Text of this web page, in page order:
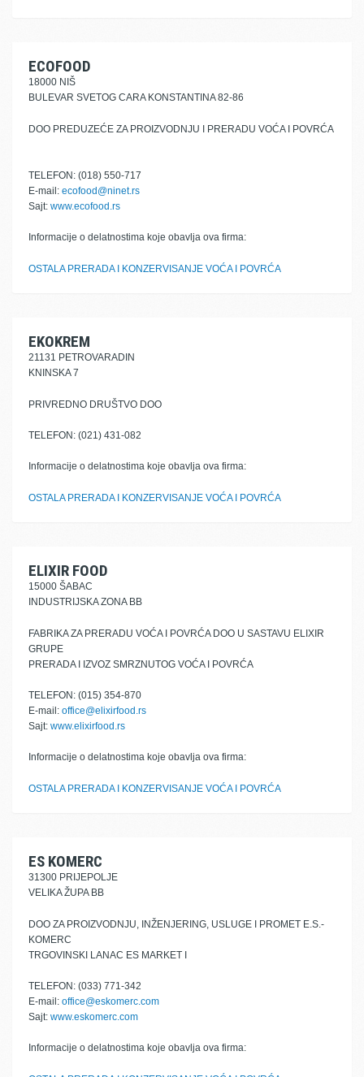
ECOFOOD
18000 NIŠ
BULEVAR SVETOG CARA KONSTANTINA 82-86
DOO PREDUZEĆE ZA PROIZVODNJU I PRERADU VOĆA I POVRĆA
TELEFON: (018) 550-717
E-mail: ecofood@ninet.rs
Sajt: www.ecofood.rs
Informacije o delatnostima koje obavlja ova firma:
OSTALA PRERADA I KONZERVISANJE VOĆA I POVRĆA
EKOKREM
21131 PETROVARADIN
KNINSKA 7
PRIVREDNO DRUŠTVO DOO
TELEFON: (021) 431-082
Informacije o delatnostima koje obavlja ova firma:
OSTALA PRERADA I KONZERVISANJE VOĆA I POVRĆA
ELIXIR FOOD
15000 ŠABAC
INDUSTRIJSKA ZONA BB
FABRIKA ZA PRERADU VOĆA I POVRĆA DOO U SASTAVU ELIXIR
GRUPE
PRERADA I IZVOZ SMRZNUTOG VOĆA I POVRĆA
TELEFON: (015) 354-870
E-mail: office@elixirfood.rs
Sajt: www.elixirfood.rs
Informacije o delatnostima koje obavlja ova firma:
OSTALA PRERADA I KONZERVISANJE VOĆA I POVRĆA
ES KOMERC
31300 PRIJEPOLJE
VELIKA ŽUPA BB
DOO ZA PROIZVODNJU, INŽENJERING, USLUGE I PROMET E.S.-
KOMERC
TRGOVINSKI LANAC ES MARKET I
TELEFON: (033) 771-342
E-mail: office@eskomerc.com
Sajt: www.eskomerc.com
Informacije o delatnostima koje obavlja ova firma: